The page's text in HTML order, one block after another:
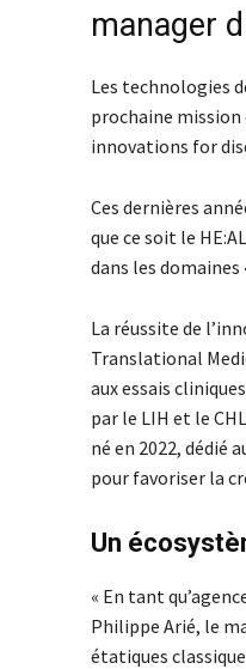
manager
Les technologies
prochaine mission
innovations for
Ces dernières
que ce soit le
dans les domaines
La réussite de
Translational
aux essais
par le LIH et le
né en 2022, dédié
pour favoriser la
Un
« En tant
Philippe Arié, le
étatiques